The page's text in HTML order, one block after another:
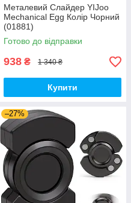
Металевий Слайдер YIJoo
Mechanical Egg Колір Чорний
(01881)
Готово до відправки
938 ₴ 1 340 ₴
Купити
–27%